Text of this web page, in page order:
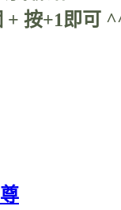
+ 按+1即可